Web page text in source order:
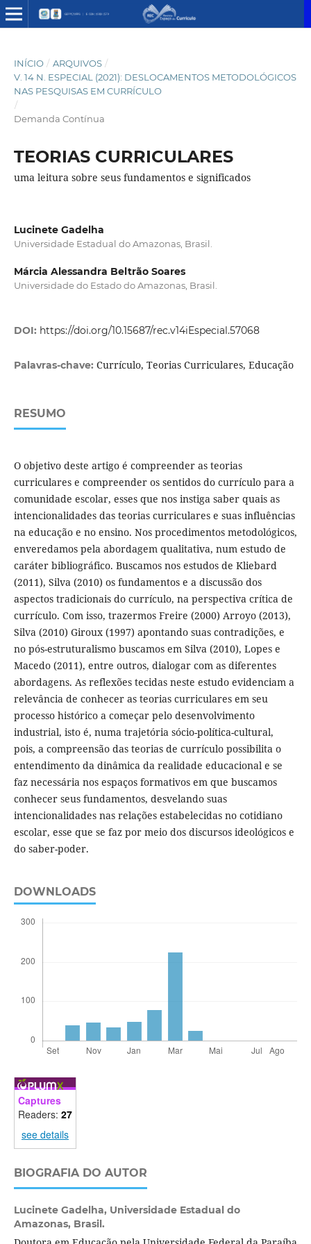
INÍCIO / ARQUIVOS /
V. 14 N. ESPECIAL (2021): DESLOCAMENTOS METODOLÓGICOS
NAS PESQUISAS EM CURRÍCULO
/
Demanda Contínua
TEORIAS CURRICULARES
uma leitura sobre seus fundamentos e significados
Lucinete Gadelha
Universidade Estadual do Amazonas, Brasil.
Márcia Alessandra Beltrão Soares
Universidade do Estado do Amazonas, Brasil.
DOI: https://doi.org/10.15687/rec.v14iEspecial.57068
Palavras-chave: Currículo, Teorias Curriculares, Educação
RESUMO
O objetivo deste artigo é compreender as teorias
curriculares e compreender os sentidos do currículo para a
comunidade escolar, esses que nos instiga saber quais as
intencionalidades das teorias curriculares e suas influências
na educação e no ensino. Nos procedimentos metodológicos,
enveredamos pela abordagem qualitativa, num estudo de
caráter bibliográfico. Buscamos nos estudos de Kliebard
(2011), Silva (2010) os fundamentos e a discussão dos
aspectos tradicionais do currículo, na perspectiva crítica de
currículo. Com isso, trazermos Freire (2000) Arroyo (2013),
Silva (2010) Giroux (1997) apontando suas contradições, e
no pós-estruturalismo buscamos em Silva (2010), Lopes e
Macedo (2011), entre outros, dialogar com as diferentes
abordagens. As reflexões tecidas neste estudo evidenciam a
relevância de conhecer as teorias curriculares em seu
processo histórico a começar pelo desenvolvimento
industrial, isto é, numa trajetória sócio-política-cultural,
pois, a compreensão das teorias de currículo possibilita o
entendimento da dinâmica da realidade educacional e se
faz necessária nos espaços formativos em que buscamos
conhecer seus fundamentos, desvelando suas
intencionalidades nas relações estabelecidas no cotidiano
escolar, esse que se faz por meio dos discursos ideológicos e
do saber-poder.
DOWNLOADS
Captures
Readers: 27
see details
BIOGRAFIA DO AUTOR
Lucinete Gadelha, Universidade Estadual do
Amazonas, Brasil.